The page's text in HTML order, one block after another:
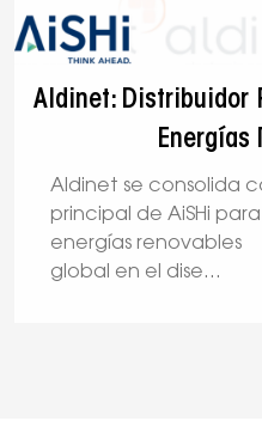
Aldinet: Distribuidor
Energías
Aldinet se consolida
principal de AiSHi
energías renovables
global en el dise...